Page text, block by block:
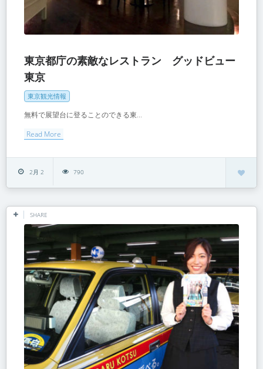
東京都庁の素敵なレストラン グッドビュー
東京
東京観光情報
無料で展望台に登ることのできる東...
Read More
2月 2 790
SHARE